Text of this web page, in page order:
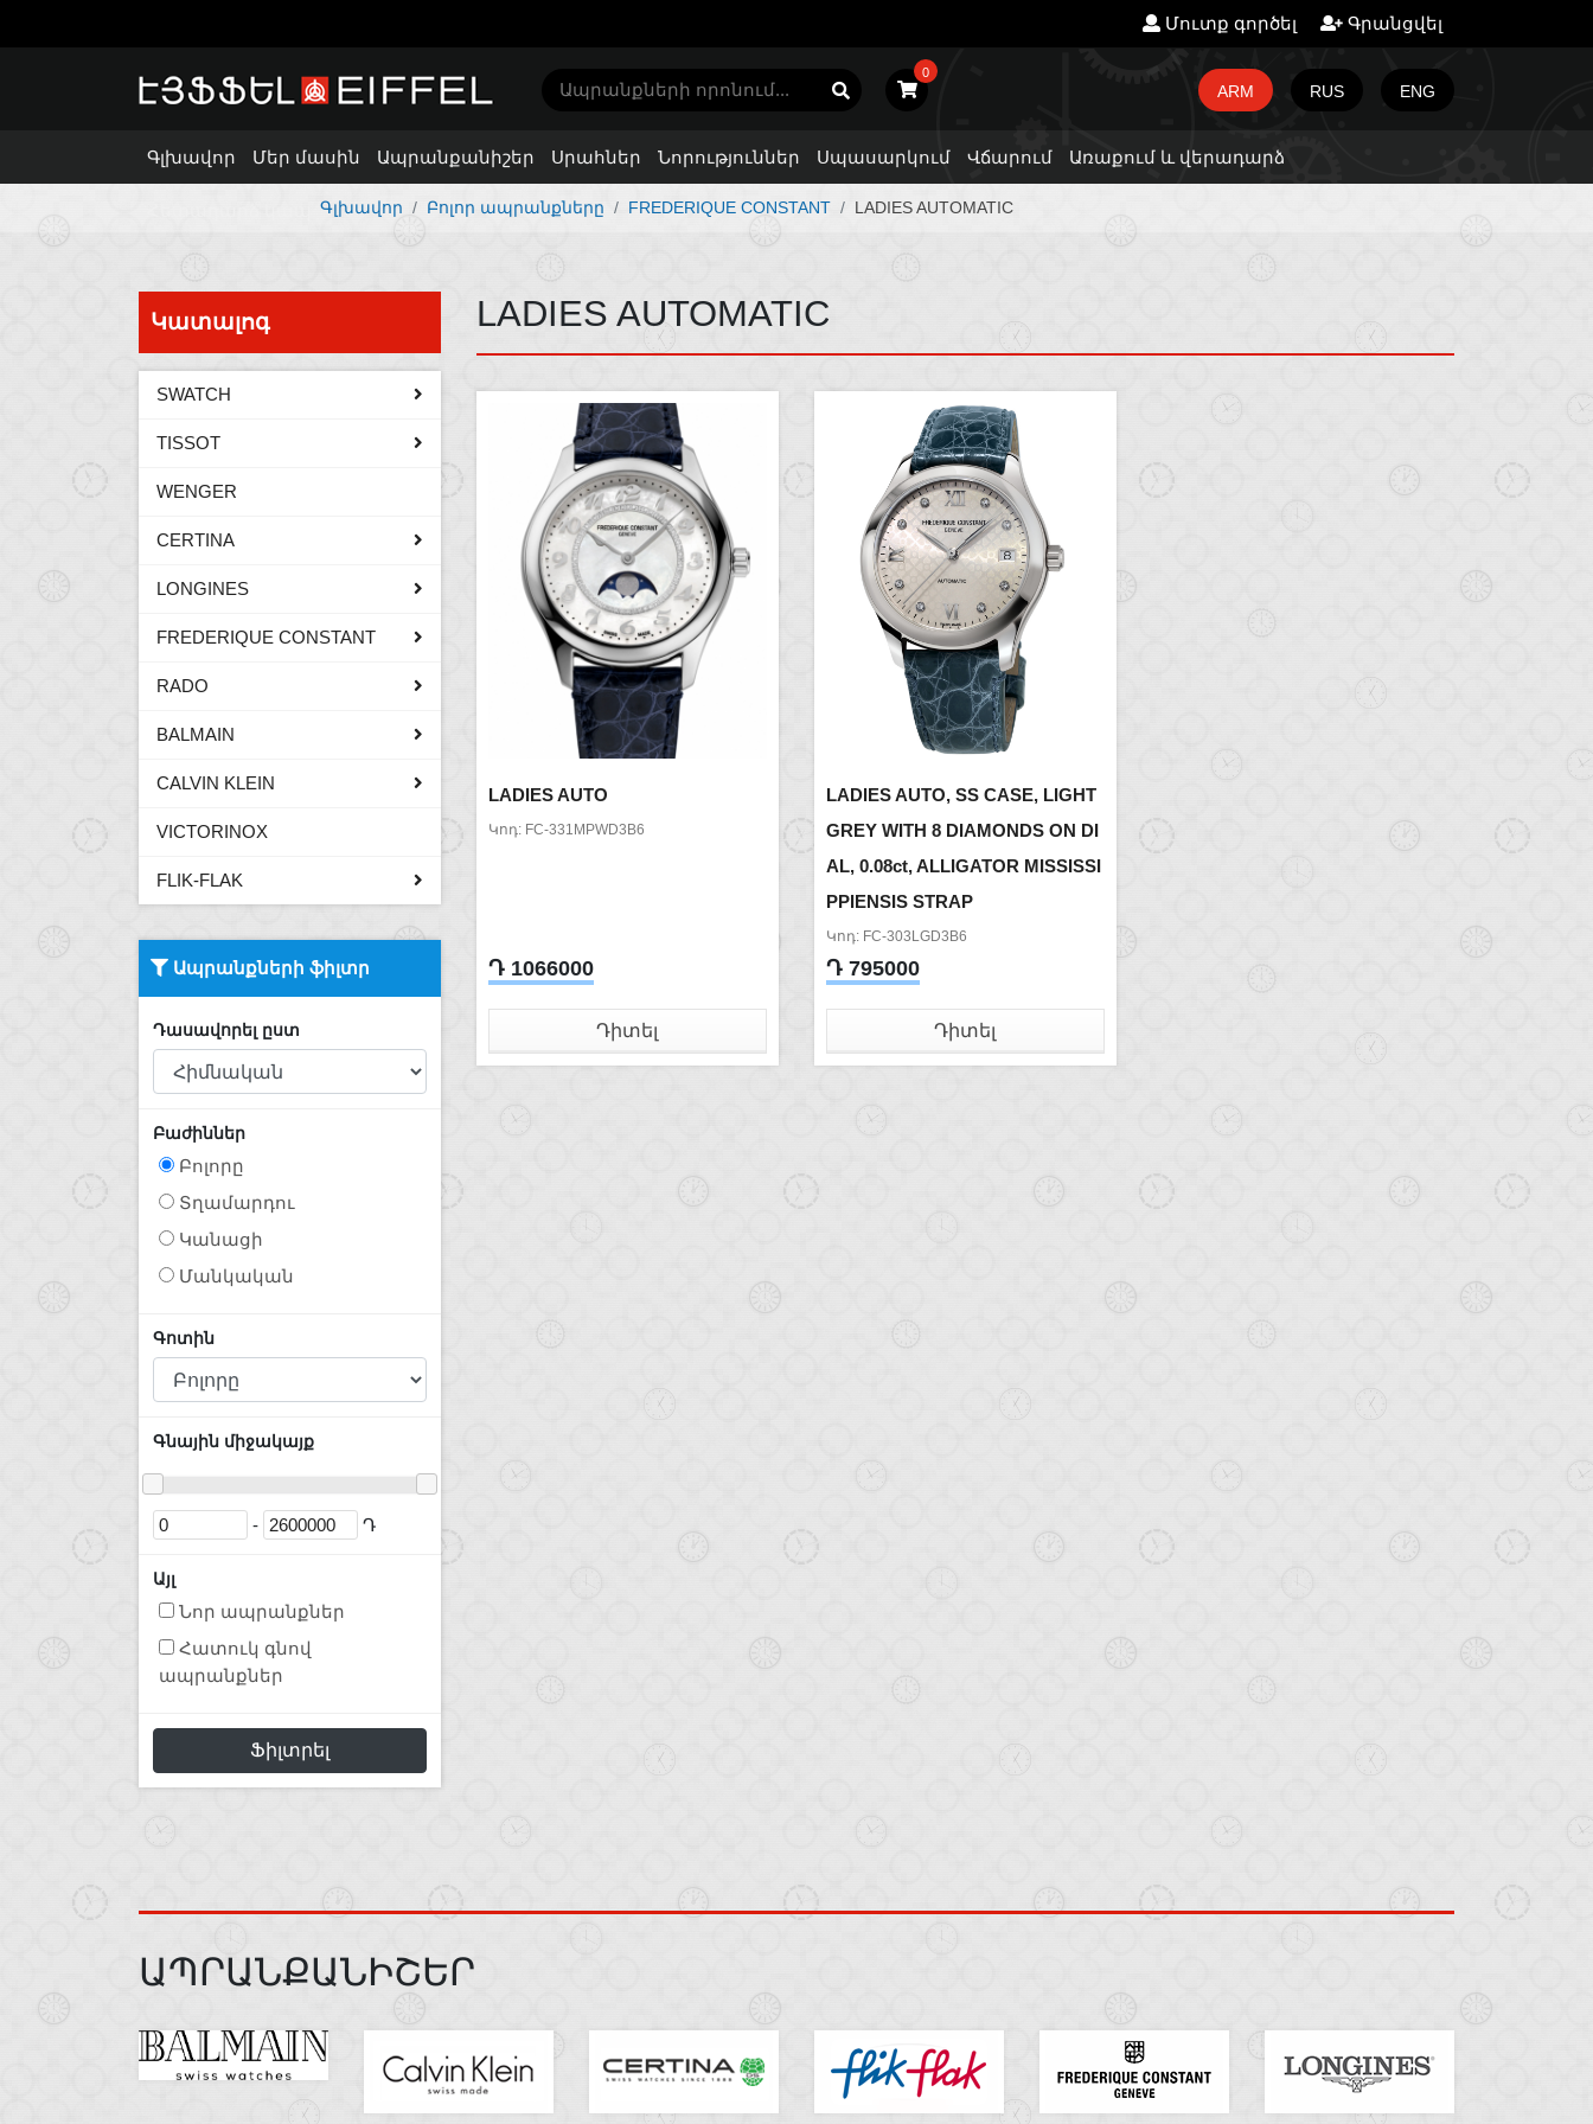
Մուտք գործել Գրանցվել
0
ARM RUS ENG
Գլխավոր Մեր մասին Ապրանքանիշեր Սրահներ Նորություններ Սպասարկում Վճարում Առաքում և վերադարձ
Գլխավոր Բոլոր ապրանքները FREDERIQUE CONSTANT LADIES AUTOMATIC
Կատալոգ
SWATCH
TISSOT
WENGER
CERTINA
LONGINES
FREDERIQUE CONSTANT
RADO
BALMAIN
CALVIN KLEIN
VICTORINOX
FLIK-FLAK
Ապրանքների ֆիլտր
Դասավորել ըստ
Բաժիններ
Բոլորը
Տղամարդու
Կանացի
Մանկական
Գոտին
Գնային միջակայք
- Դ
Այլ
Նոր ապրանքներ
Հատուկ գնով
ապրանքներ
Ֆիլտրել
LADIES AUTOMATIC
LADIES AUTO
Կոդ: FC-331MPWD3B6
Դ 1066000
Դիտել
LADIES AUTO, SS CASE, LIGHT
GREY WITH 8 DIAMONDS ON DI
AL, 0.08ct, ALLIGATOR MISSISSI
PPIENSIS STRAP
Կոդ: FC-303LGD3B6
Դ 795000
Դիտել
ԱՊՐԱՆՔԱՆԻՇԵՐ